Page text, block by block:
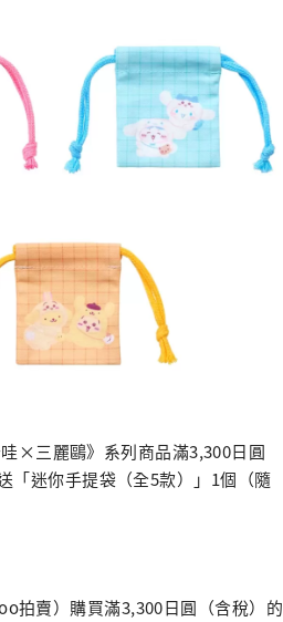
×三麗鷗》系列商品滿3,300日圓
「迷你手提袋（全5款）」1個（隨
拍賣）購買滿3,300日圓（含稅）的